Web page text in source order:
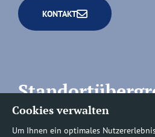
Cookies verwalten
Um Ihnen ein optimales
KONTAKT
Rufnummern